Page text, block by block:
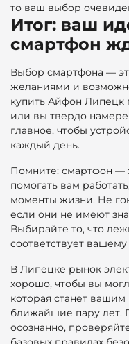
то ваш выбор
Итог: ваш
смартфон
Выбор смартфона —
желаниями и
купить Айфон Липецк
или вы твердо
главное, чтобы
каждый день.
Помните: смартфон —
помогать вам
моменты жизни. Не
если они не имеют
Выбирайте то, что
соответствует
В Липецке рынок
хорошо, чтобы вы
которая станет
ближайшие пару лет.
осознанно,